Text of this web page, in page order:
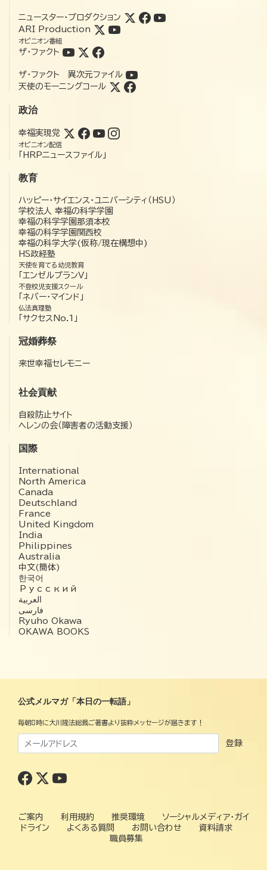
ニュースター・プロダクション
ARI Production
オピニオン番組
ザ・ファクト
ザ・ファクト 異次元ファイル
天使のモーニングコール
政治
幸福実現党
オピニオン配信
「HRPニュースファイル」
教育
ハッピー・サイエンス・ユニバーシティ（HSU）
学校法人 幸福の科学学園
幸福の科学学園那須本校
幸福の科学学園関西校
幸福の科学大学(仮称/現在構想中)
HS政経塾
天使を育てる幼児教育
「エンゼルプランV」
不登校児支援スクール
「ネバー・マインド」
仏法真理塾
「サクセスNo.1」
冠婚葬祭
来世幸福セレモニー
社会貢献
自殺防止サイト
ヘレンの会（障害者の活動支援）
国際
International
North America
Canada
Deutschland
France
United Kingdom
India
Philippines
Australia
中文(簡体)
한국어
Русский
العربية‏
فارسی
Ryuho Okawa
OKAWA BOOKS
公式メルマガ「本日の一転語」
毎朝8時に大川隆法総裁ご著書より抜粋メッセージが届きます！
登録
ご案内 利用規約 推奨環境
ソーシャルメディア・ガイ
ドライン
よくある質問 お問い合わせ
資料請求
職員募集